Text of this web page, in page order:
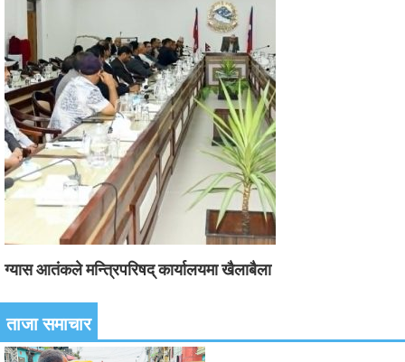
ग्यास आतंकले मन्त्रिपरिषद् कार्यालयमा खैलाबैला
ताजा समाचार